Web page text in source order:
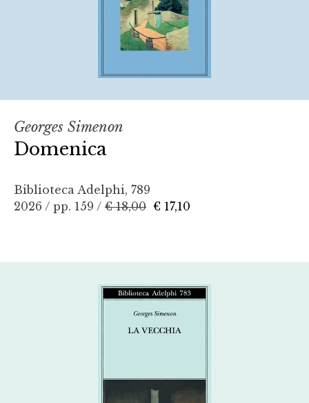
Georges Simenon
Domenica
Biblioteca Adelphi, 789
2026 / pp. 159 / € 18,00 € 17,10